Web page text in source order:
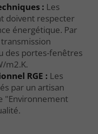
: Les
doivent respecter
énergétique. Par
des portes-fenêtres
m2.K.
RGE : Les
par un artisan
"Environnement